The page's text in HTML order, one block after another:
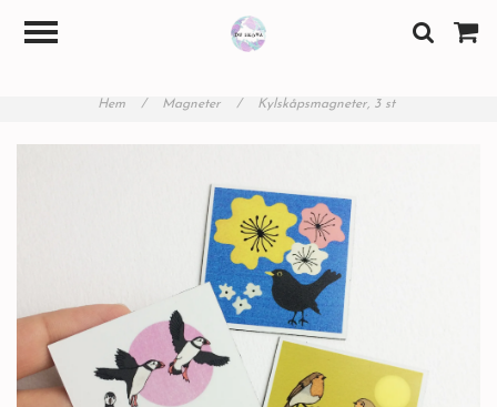
Hem / Magneter / Kylskåpsmagneter, 3 st